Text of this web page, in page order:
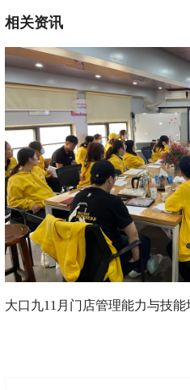
相关资讯
大口九11月门店管理能力与技能